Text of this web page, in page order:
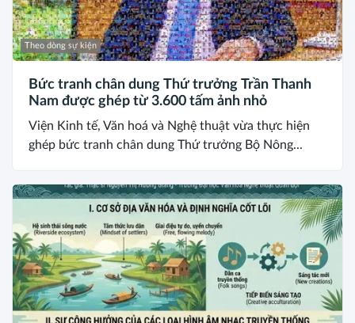
Theo dòng sự kiện
Bức tranh chân dung Thứ trưởng Trần Thanh
Nam được ghép từ 3.600 tấm ảnh nhỏ
Viện Kinh tế, Văn hoá và Nghệ thuật vừa thực hiện
ghép bức tranh chân dung Thứ trưởng Bộ Nông...